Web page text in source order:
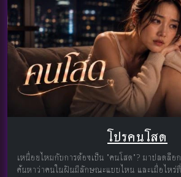
โปรคนโสด
เหนื่อยไหมกับการต้องเป็น "คนโสด"? มาปลดล็
ค้นหาว่าคนในฝันมีลักษณะแบบไหน และเมื่อไหร่